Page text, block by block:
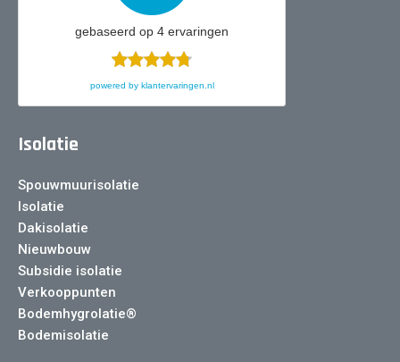
gebaseerd op 4 ervaringen
powered by klantervaringen.nl
Isolatie
Spouwmuurisolatie
Isolatie
Dakisolatie
Nieuwbouw
Subsidie isolatie
Verkooppunten
Bodemhygrolatie®
Bodemisolatie